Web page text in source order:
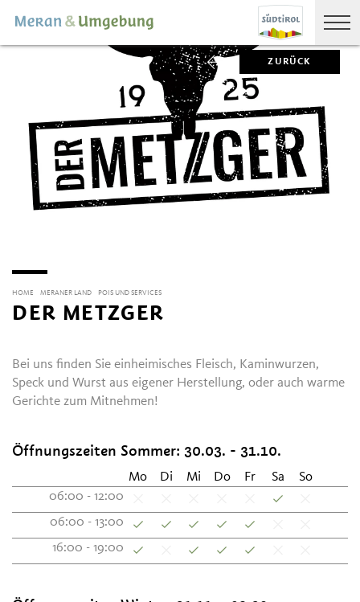
ZURÜCK
HOME MERANER LAND POIS UND SERVICES
DER METZGER
Bei uns finden Sie einheimisches Fleisch, Kaminwurzen,
Speck und Wurst aus eigener Herstellung, oder auch warme
Gerichte zum Mitnehmen!
Öffnungszeiten Sommer: 30.03. - 31.10.
Mo Di Mi Do Fr Sa
So
06:00 - 12:00
06:00 - 13:00
16:00 - 19:00